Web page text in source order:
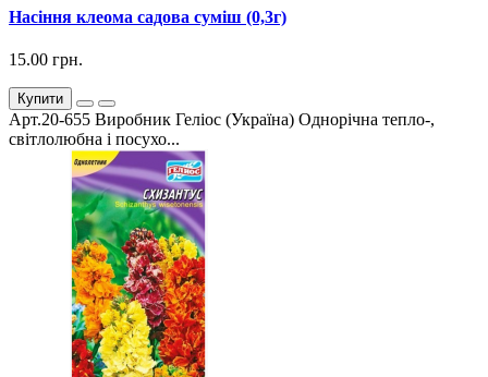
Насіння клеома садова суміш (0,3г)
15.00 грн.
Купити
Арт.20-655 Виробник Геліос (Україна) Однорічна тепло-,
світлолюбна і посухо...